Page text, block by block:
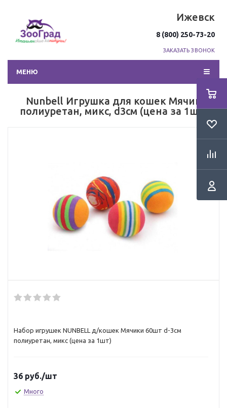
Ижевск
8 (800) 250-73-20
ЗАКАЗАТЬ ЗВОНОК
МЕНЮ
Nunbell Игрушка для кошек Мячик
полиуретан, микс, d3см (цена за 1шт)
Набор игрушек NUNBELL д/кошек Мячики 60шт d-3см
полиуретан, микс (цена за 1шт)
36 руб./шт
Много